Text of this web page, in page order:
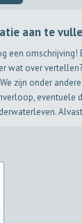
aan te
een omschrijving!
wat over
We zijn onder
eventuele